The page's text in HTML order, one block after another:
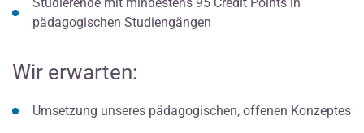
pädagogischen Studiengängen
Wir erwarten:
Umsetzung unseres pädagogischen, offenen Konzeptes